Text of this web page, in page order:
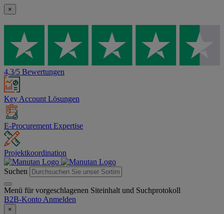
×
4,3/5 Bewertungen
Key Account Lösungen
E-Procurement Expertise
Projektkoordination
Suchen
Menü für vorgeschlagenen Siteinhalt und Suchprotokoll
B2B-Konto Anmelden
×